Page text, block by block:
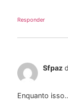
Responder
Sfpaz
Enquanto